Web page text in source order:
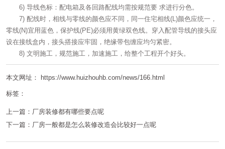
6) 导线色标：配电箱及各回路配线均需按规范要 求进行分色。
7) 配线时，相线与零线的颜色应不同，同一住宅相线(L)颜色应统一，
零线(N)宜用蓝色，保护线(PE)必须用黄绿双色线。穿入配管导线的接头应
设在接线盒内，接头搭接应牢固，绝缘带包缠应均匀紧密。
8) 文明施工，规范施工，加速施工，给整个工程开个好头。
本文网址： https://www.huizhouhb.com/news/166.html
标签：
上一篇： 厂房装修都有哪些要点呢
下一篇： 厂房一般都是怎么装修改造会比较好一点呢